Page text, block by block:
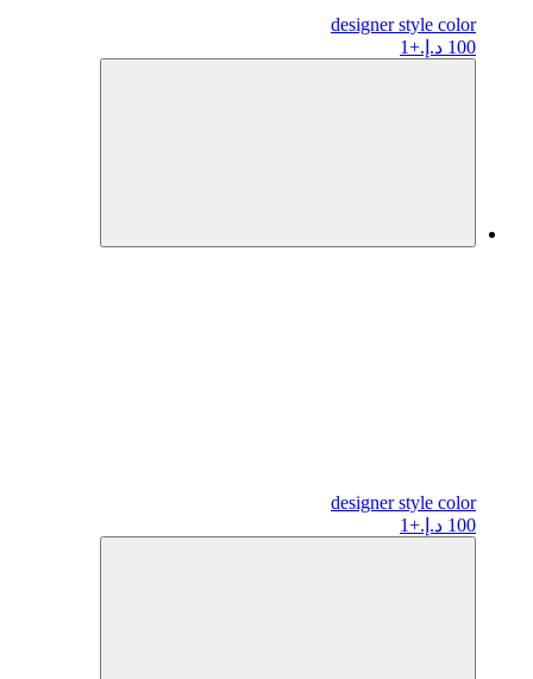
designerstyle color
100 د.إ.
+1
designerstyle color
100 د.إ.
+1